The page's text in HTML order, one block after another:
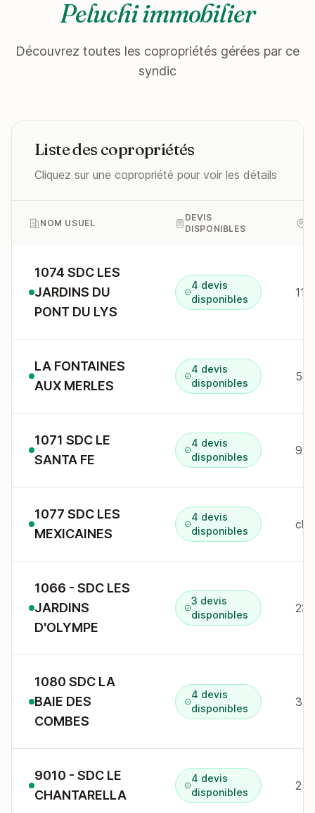
Peluchi immobilier
Découvrez toutes les copropriétés gérées par ce
syndic
Liste des copropriétés
Cliquez sur une copropriété pour voir les détails
NOM USUEL
DEVIS
DISPONIBLES
1074 SDC LES
JARDINS DU
PONT DU LYS
4 devis
disponibles
LA FONTAINES
AUX MERLES
4 devis
disponibles
58
1071 SDC LE
SANTA FE
4 devis
disponibles
1077 SDC LES
MEXICAINES
4 devis
disponibles
1066 - SDC LES
JARDINS
D'OLYMPE
3 devis
disponibles
1080 SDC LA
BAIE DES
COMBES
4 devis
disponibles
9010 - SDC LE
CHANTARELLA
4 devis
disponibles
25